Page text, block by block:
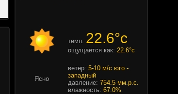
темп: 22.6°c
ощущается как: 22.6°c
Ясно
ветер: 5-10 м/с юго -
западный
давление: 754.5 мм.р.с.
влажность: 67.0%